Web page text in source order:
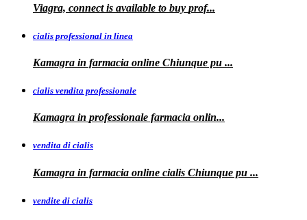
Viagra, connect is available to buy prof...
cialis professional in linea
Kamagra in farmacia online Chiunque pu ...
cialis vendita professionale
Kamagra in professionale farmacia onlin...
vendita di cialis
Kamagra in farmacia online cialis Chiunque pu ...
vendite di cialis